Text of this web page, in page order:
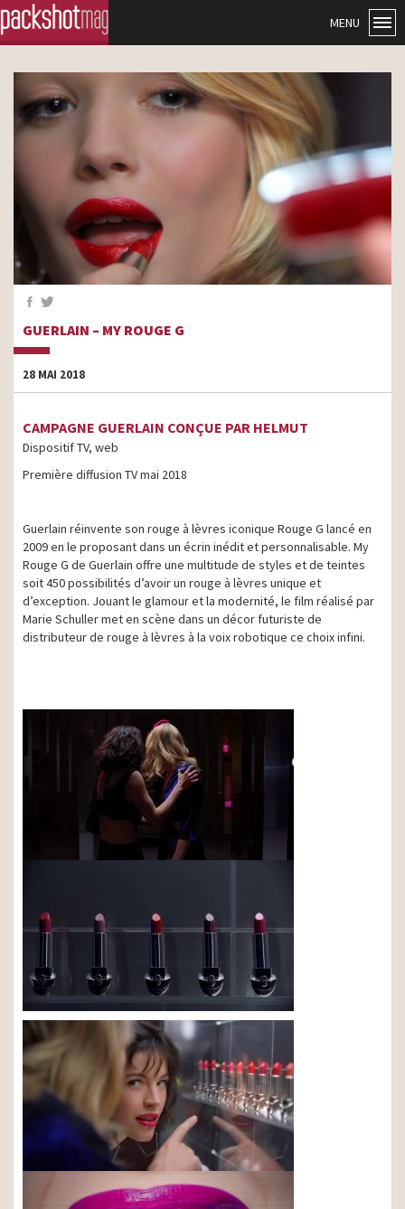
MENU
GUERLAIN – MY ROUGE G
28 MAI 2018
CAMPAGNE GUERLAIN CONÇUE PAR HELMUT
Dispositif TV, web
Première diffusion TV mai 2018
Guerlain réinvente son rouge à lèvres iconique Rouge G lancé en
2009 en le proposant dans un écrin inédit et personnalisable. My
Rouge G de Guerlain offre une multitude de styles et de teintes
soit 450 possibilités d’avoir un rouge à lèvres unique et
d’exception. Jouant le glamour et la modernité, le film réalisé par
Marie Schuller met en scène dans un décor futuriste de
distributeur de rouge à lèvres à la voix robotique ce choix infini.